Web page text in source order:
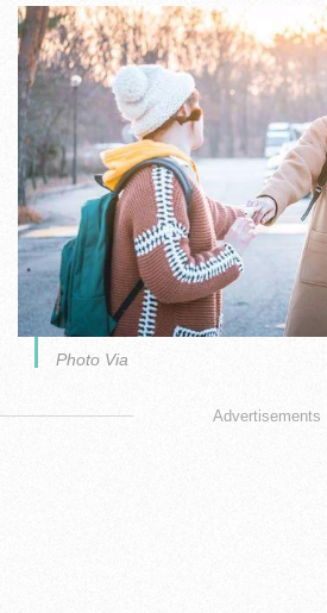
Photo Via
Advertisements